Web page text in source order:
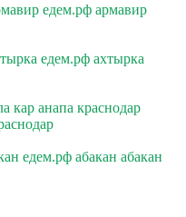
едем.рф армавир
едем.рф ахтырка
кар анапа краснодар
едем.рф абакан абакан